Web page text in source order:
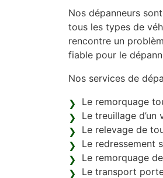
Nos dépanneurs
tous les types de
rencontre un
fiable pour le
Nos services de
Le remorquage
Le treuillage
Le relevage de
Le redressement
Le remorquage
Le transport